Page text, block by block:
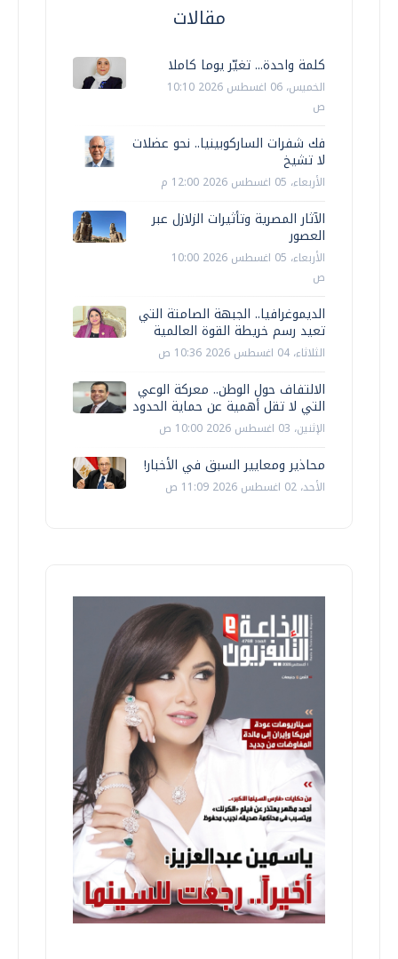
مقالات
كلمة واحدة... تغيّر يوما كاملا
الخميس، 06 اغسطس 2026 10:10
ص
فك شفرات الساركوبينيا.. نحو عضلات
لا تشيخ
الأربعاء، 05 اغسطس 2026 12:00 م
الآثار المصرية وتأثيرات الزلازل عبر
العصور
الأربعاء، 05 اغسطس 2026 10:00
ص
الديموغرافيا.. الجبهة الصامتة التي
تعيد رسم خريطة القوة العالمية
الثلاثاء، 04 اغسطس 2026 10:36 ص
الالتفاف حول الوطن.. معركة الوعي
التي لا تقل أهمية عن حماية الحدود
الإثنين، 03 اغسطس 2026 10:00 ص
محاذير ومعايير السبق في الأخبار!
الأحد، 02 اغسطس 2026 11:09 ص